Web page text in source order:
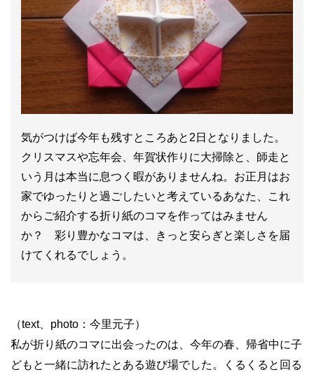
気がつけば今年も残すところあと2日となりました。
クリスマスや忘年会、年賀状作りに大掃除と、師走と
いう月は本当に息つく暇がありませんね。お正月はお
家でゆったりと過ごしたいと考えているあなた、これ
からご紹介する折り紙のコマを作ってはみません
か？ 彩り豊かなコマは、きっと安らぎと楽しさを届
けてくれるでしょう。
（text、photo：今里元子）
私が折り紙のコマに出会ったのは、今年の春、帰省中に子
どもと一緒に訪れたとある遊び場でした。くるくると回る